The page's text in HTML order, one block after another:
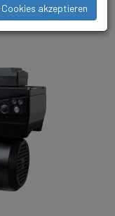
überwachen
Ihrem Smartphone.
Cookies akzeptieren